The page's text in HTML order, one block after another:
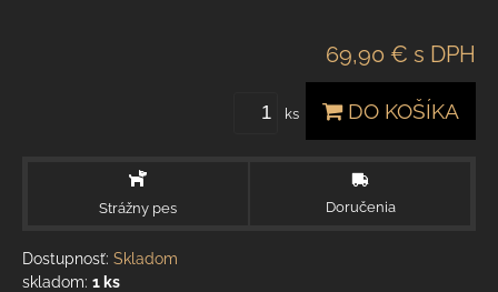
69,90 € s DPH
ks DO KOŠÍKA
Strážny pes Doručenia
Dostupnosť: Skladom
skladom: 1 ks